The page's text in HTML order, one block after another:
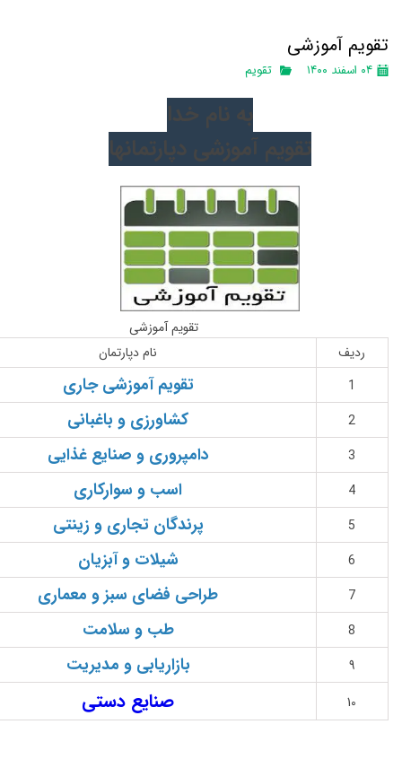
تقویم آموزشی
۰۴ اسفند ۱۴۰۰ تقویم
به نام خدا
تقویم آموزشی دپارتمانها
تقویم آموزشی
ردیف
نام دپارتمان
1
تقویم آموزشی جاری
2 کشاورزی و باغبانی
3 دامپروری و صنایع غذایی
4 اسب و سوارکاری
5 پرندگان تجاری و زینتی
6 شیلات و آبزیان
7 طراحی فضای سبز و معماری
8 طب و سلامت
9 بازاریابی و مدیریت
10 صنایع دستی